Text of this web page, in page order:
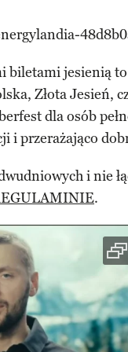
biletami jesienią to
Złota Jesień,
dla osób
i przerażająco
i nie
.